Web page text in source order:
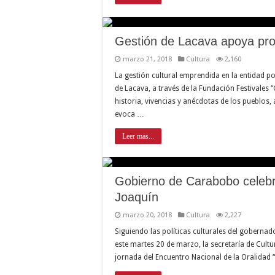
Gestión de Lacava apoya
marzo 21, 2018 Cultura 2,160
La gestión cultural emprendida en la entidad
de Lacava, a través de la Fundación
historia, vivencias y anécdotas de los
evoca …
Leer mas...
Gobierno de Carabobo
Joaquín
marzo 20, 2018 Cultura 2,227
Siguiendo las políticas culturales del
este martes 20 de marzo, la secretaría de
jornada del Encuentro Nacional de la Oralidad